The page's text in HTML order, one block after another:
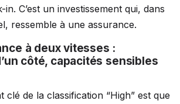
in. C’est un investissement qui, dans
ressemble à une assurance.
à deux vitesses :
côté, capacités sensibles
clé de la classification “High” est que